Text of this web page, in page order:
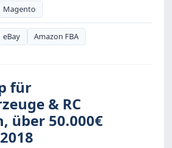
Magento
eBay Amazon FBA
für
& RC
über 50.000€